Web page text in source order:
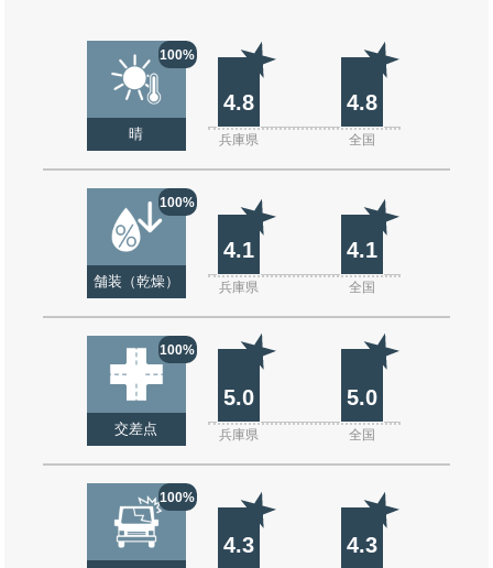
100%
晴
4.8 4.8
兵庫県 全国
100%
舗装（乾燥）
4.1 4.1
兵庫県 全国
100%
交差点
5.0 5.0
兵庫県 全国
100%
4.3 4.3